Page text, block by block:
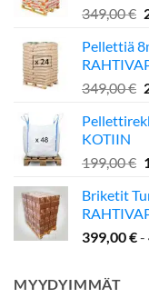
349,00€
Pellettiä
349,00€
KOTIIN
199,00€
Briketit
399,00€-
MYYDYIMMÄT